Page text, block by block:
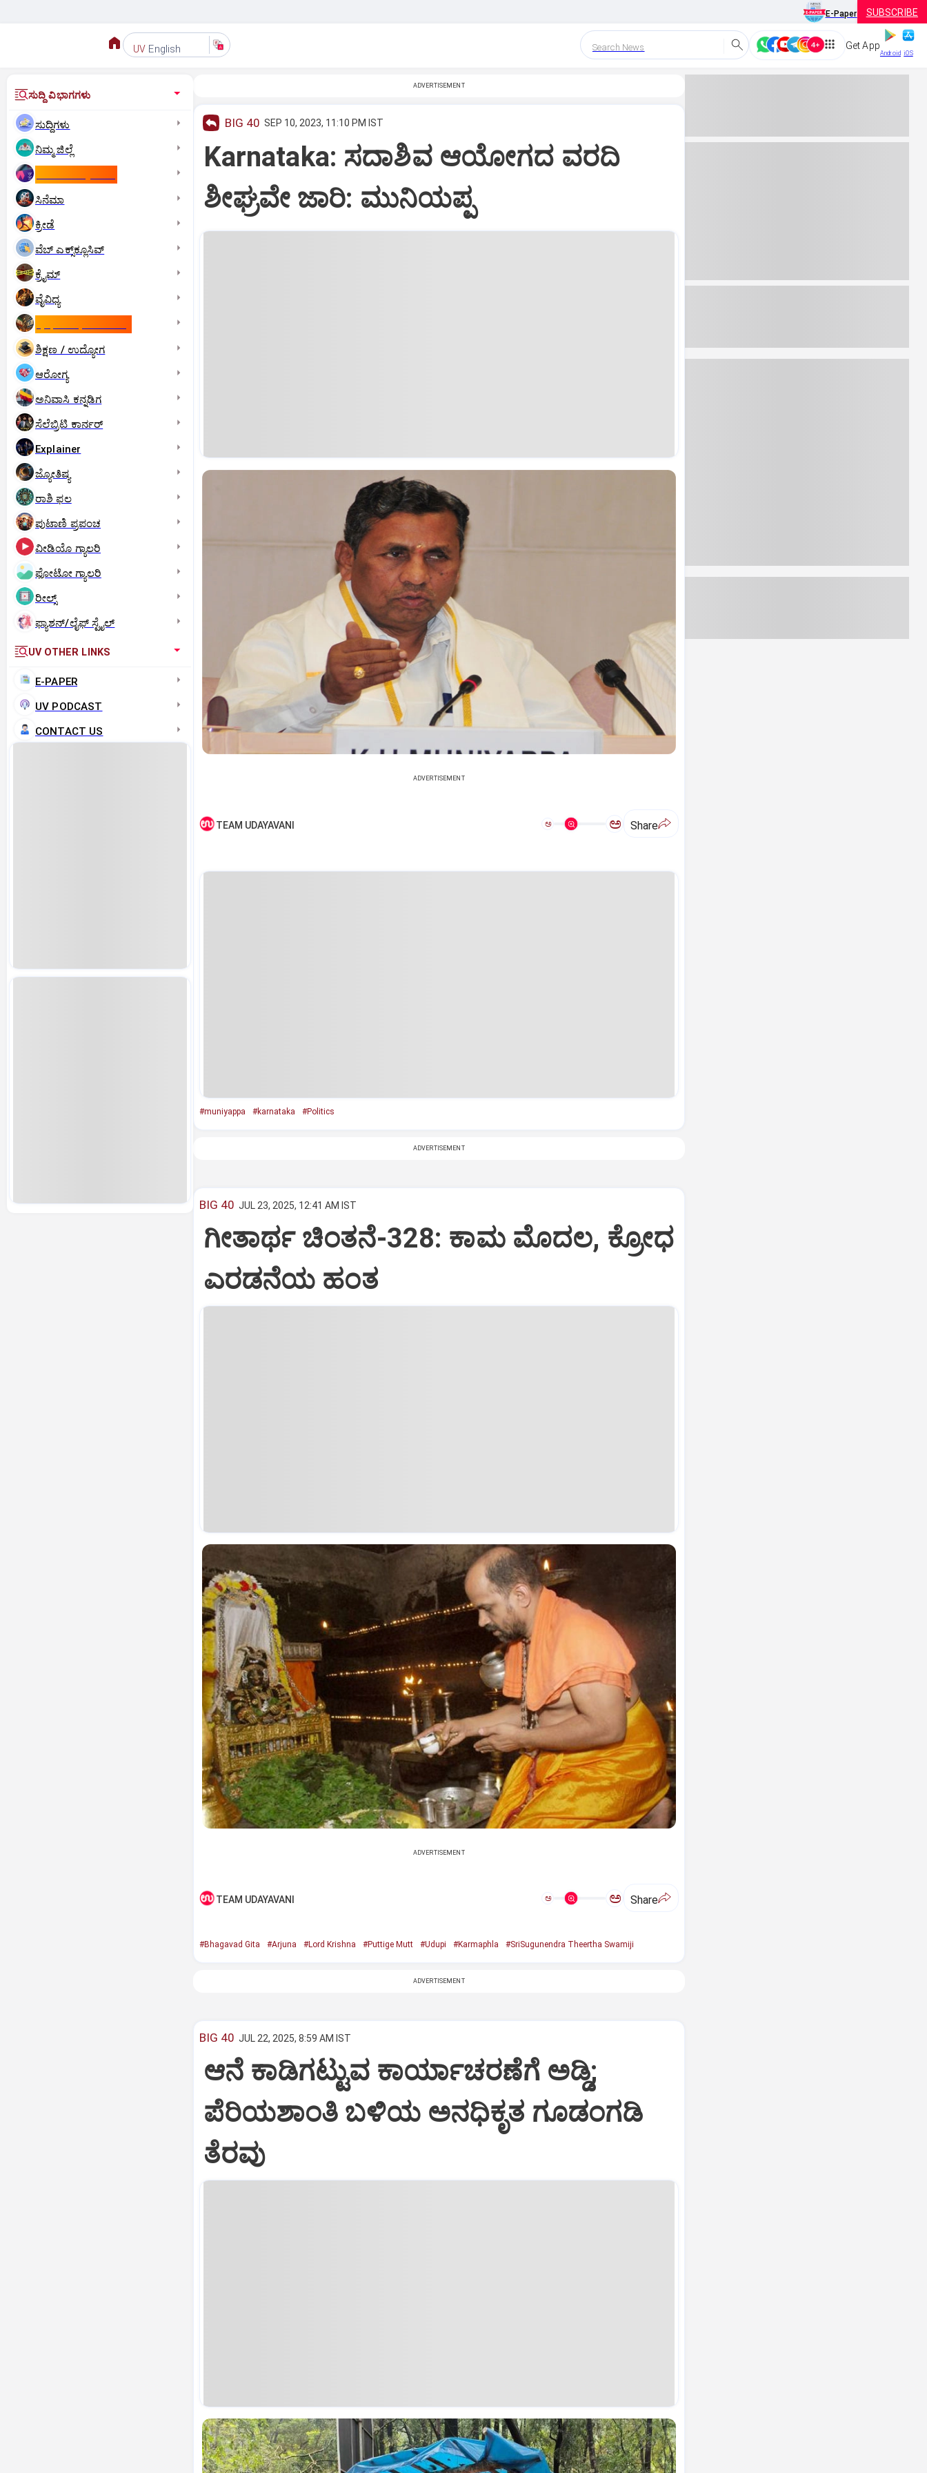
E-Paper SUBSCRIBE
UV English Search News Get App
Android iOS
ಸುದ್ದಿ ವಿಭಾಗಗಳು
ಸುದ್ದಿಗಳು
ನಿಮ್ಮ ಜಿಲ್ಲೆ
ಸಿನೆಮಾ
ಕ್ರೀಡೆ
ವೆಬ್ ಎಕ್ಸ್‌ಕ್ಲೂಸಿವ್
ಕ್ರೈಮ್
ವೈವಿಧ್ಯ
ಶಿಕ್ಷಣ / ಉದ್ಯೋಗ
ಆರೋಗ್ಯ
ಅನಿವಾಸಿ ಕನ್ನಡಿಗ
ಸೆಲೆಬ್ರಿಟಿ ಕಾರ್ನರ್‌
Explainer
ಜ್ಯೋತಿಷ್ಯ
ರಾಶಿ ಫಲ
ಪುಟಾಣಿ ಪ್ರಪಂಚ
ವೀಡಿಯೊ ಗ್ಯಾಲರಿ
ಫೋಟೋ ಗ್ಯಾಲರಿ
ರೀಲ್ಸ್
ಫ್ಯಾಶನ್/ಲೈಫ್‌ ಸ್ಟೈಲ್
UV OTHER LINKS
E-PAPER
UV PODCAST
CONTACT US
ADVERTISEMENT
BIG 40 SEP 10, 2023, 11:10 PM IST
Karnataka: ಸದಾಶಿವ ಆಯೋಗದ ವರದಿ
ಶೀಘ್ರವೇ ಜಾರಿ: ಮುನಿಯಪ್ಪ
ADVERTISEMENT
TEAM UDAYAVANI ಅ ಅ Share
#muniyappa #karnataka #Politics
ADVERTISEMENT
BIG 40 JUL 23, 2025, 12:41 AM IST
ಗೀತಾರ್ಥ ಚಿಂತನೆ-328: ಕಾಮ ಮೊದಲ, ಕ್ರೋಧ
ಎರಡನೆಯ ಹಂತ
ADVERTISEMENT
TEAM UDAYAVANI ಅ ಅ Share
#Bhagavad Gita #Arjuna #Lord Krishna #Puttige Mutt #Udupi #Karmaphla #SriSugunendra Theertha Swamiji
ADVERTISEMENT
BIG 40 JUL 22, 2025, 8:59 AM IST
ಆನೆ ಕಾಡಿಗಟ್ಟುವ ಕಾರ್ಯಾಚರಣೆಗೆ ಅಡ್ಡಿ;
ಪೆರಿಯಶಾಂತಿ ಬಳಿಯ ಅನಧಿಕೃತ ಗೂಡಂಗಡಿ
ತೆರವು